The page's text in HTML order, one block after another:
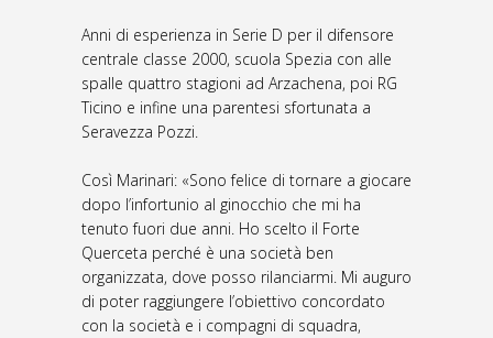
Anni di esperienza in Serie D per il difensore
centrale classe 2000, scuola Spezia con alle
spalle quattro stagioni ad Arzachena, poi RG
Ticino e infine una parentesi sfortunata a
Seravezza Pozzi.
Così Marinari: «Sono felice di tornare a giocare
dopo l’infortunio al ginocchio che mi ha
tenuto fuori due anni. Ho scelto il Forte
Querceta perché è una società ben
organizzata, dove posso rilanciarmi. Mi auguro
di poter raggiungere l’obiettivo concordato
con la società e i compagni di squadra,